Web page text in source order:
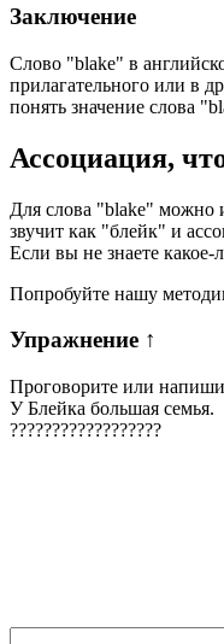
Заключение
Слово "blake" в
прилагательного или в
понять значение слова
Ассоциация,
Для слова "blake" можно
звучит как "блейк" и
Если вы не знаете
Попробуйте нашу
Упражнение ↑
Проговорите или
У Блейка большая семья.
??????????????????